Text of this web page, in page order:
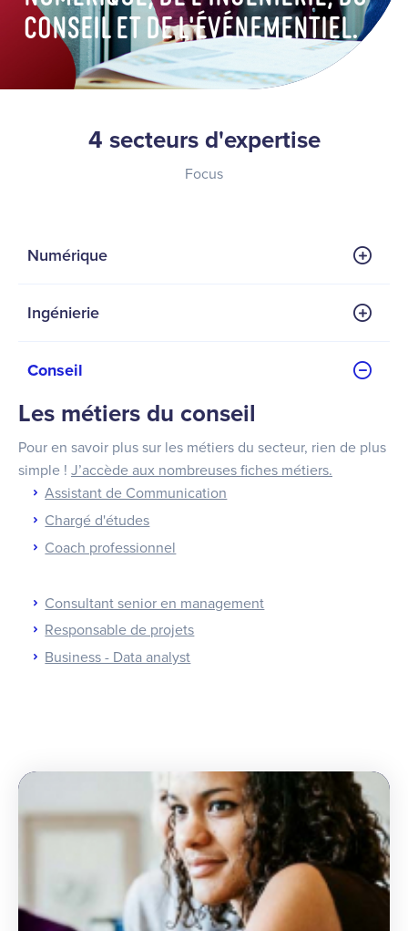
conseil et de l'événementiel.
4 secteurs d'expertise
Focus
Numérique
Ingénierie
Conseil
Les métiers du conseil
Pour en savoir plus sur les métiers du secteur, rien de plus
simple ! J’accède aux nombreuses fiches métiers.
Assistant de Communication
Chargé d'études
Coach professionnel
Consultant senior en management
Responsable de projets
Business - Data analyst